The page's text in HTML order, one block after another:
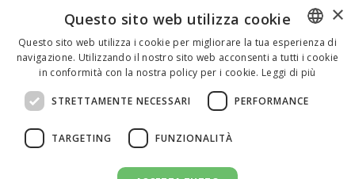
ENGLISH
×
Questo sito web utilizza cookie
Questo sito web utilizza i cookie per migliorare la tua esperienza di
navigazione. Utilizzando il nostro sito web acconsenti a tutti i cookie
in conformità con la nostra policy per i cookie. Leggi di più
STRETTAMENTE NECESSARI PERFORMANCE
TARGETING FUNZIONALITÀ